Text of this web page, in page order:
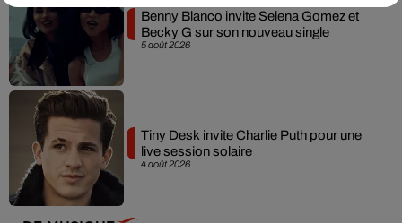
5 août 2026
Benny Blanco invite Selena Gomez et
Becky G sur son nouveau single
4 août 2026
Tiny Desk invite Charlie Puth pour une
live session solaire